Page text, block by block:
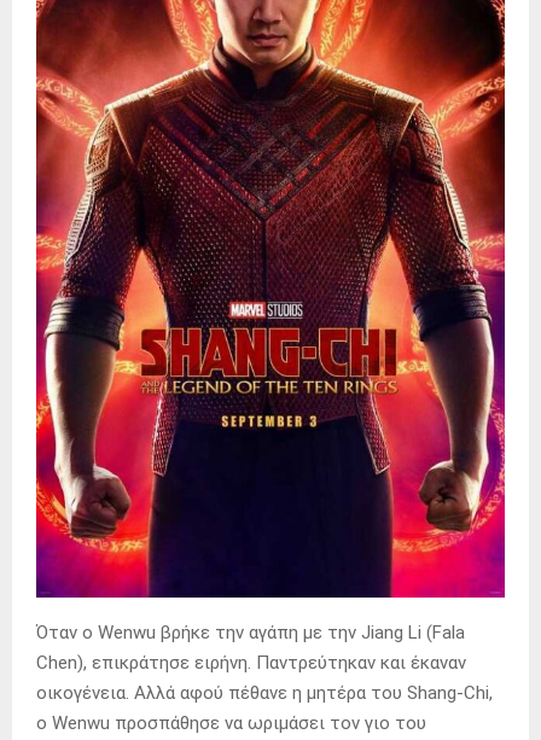
Όταν ο Wenwu βρήκε την αγάπη με την Jiang Li (Fala
Chen), επικράτησε ειρήνη. Παντρεύτηκαν και έκαναν
οικογένεια. Αλλά αφού πέθανε η μητέρα του Shang-Chi,
ο Wenwu προσπάθησε να ωριμάσει τον γιο του